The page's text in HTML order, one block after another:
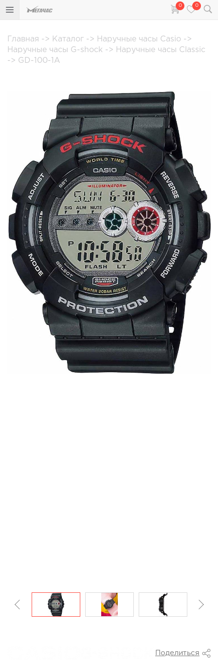
0 0
Главная -> Каталог -> Наручные часы Casio ->
Наручные часы G-shock -> Наручные часы Classic
-> GD-100-1A
Поделиться